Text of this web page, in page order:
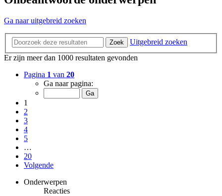
Ga naar uitgebreid zoeken
Zoek
Uitgebreid zoeken
Er zijn meer dan 1000 resultaten gevonden
Pagina 1 van 20
Ga naar pagina:
1
2
3
4
5
…
20
Volgende
Onderwerpen
Reacties